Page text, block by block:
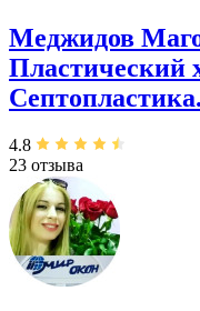
Меджидов
Пластический
Септопластика.
4.8
23 отзыва